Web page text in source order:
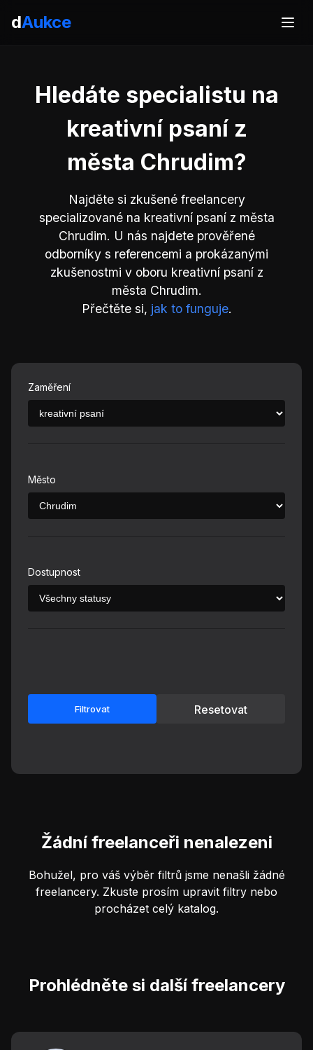
dAukce
Hledáte specialistu na
kreativní psaní z
města Chrudim?
Najděte si zkušené freelancery
specializované na kreativní psaní z města
Chrudim. U nás najdete prověřené
odborníky s referencemi a prokázanými
zkušenostmi v oboru kreativní psaní z
města Chrudim.
Přečtěte si, jak to funguje.
Zaměření
Město
Dostupnost
Filtrovat Resetovat
Žádní freelanceři nenalezeni
Bohužel, pro váš výběr filtrů jsme nenašli žádné
freelancery. Zkuste prosím upravit filtry nebo
procházet celý katalog.
Prohlédněte si další freelancery